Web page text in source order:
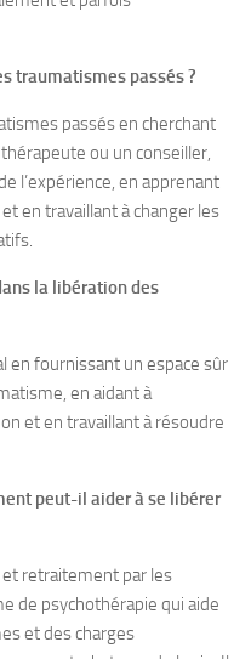
traumatismes passés ?
passés en cherchant
ou un conseiller,
l’expérience, en apprenant
en travaillant à changer les
la libération des
fournissant un espace sûr
en aidant à
et en travaillant à résoudre
peut-il aider à se libérer
retraitement par les
de psychothérapie qui aide
et des charges